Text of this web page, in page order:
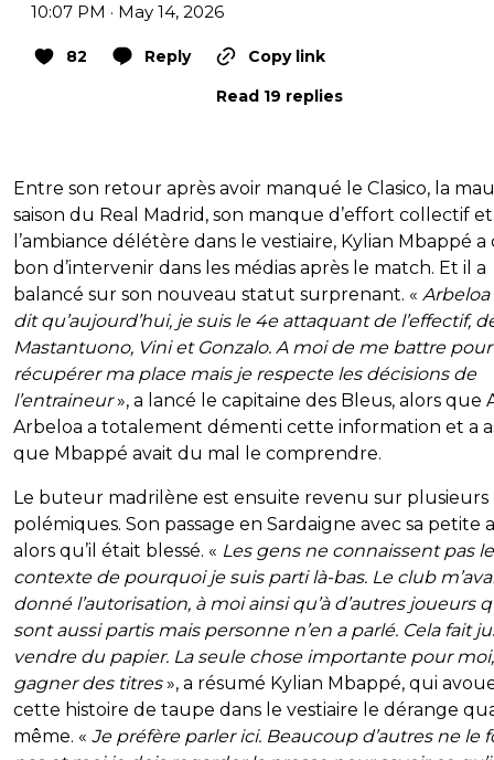
10:07 PM · May 14, 2026
82 Reply
Copy link
Read 19 replies
Entre son retour après avoir manqué le Clasico, la
saison du Real Madrid, son manque d’effort collectif et
l’ambiance délétère dans le vestiaire, Kylian Mbappé a
bon d’intervenir dans les médias après le match. Et il a
balancé sur son nouveau statut surprenant. « Arbeloa
dit qu’aujourd’hui, je suis le 4e attaquant de l’effectif,
Mastantuono, Vini et Gonzalo. A moi de me battre pour
récupérer ma place mais je respecte les décisions de
l’entraineur», a lancé le capitaine des Bleus, alors que
Arbeloa a totalement démenti cette information et a
que Mbappé avait du mal le comprendre.
Le buteur madrilène est ensuite revenu sur plusieurs
polémiques. Son passage en Sardaigne avec sa petite
alors qu’il était blessé. « Les gens ne connaissent pas le
contexte de pourquoi je suis parti là-bas. Le club
donné l’autorisation, à moi ainsi qu’à d’autres joueurs
sont aussi partis mais personne n’en a parlé. Cela fait
vendre du papier. La seule chose importante pour moi,
gagner des titres», a résumé Kylian Mbappé, qui
cette histoire de taupe dans le vestiaire le dérange
même. « Je préfère parler ici. Beaucoup d’autres ne le